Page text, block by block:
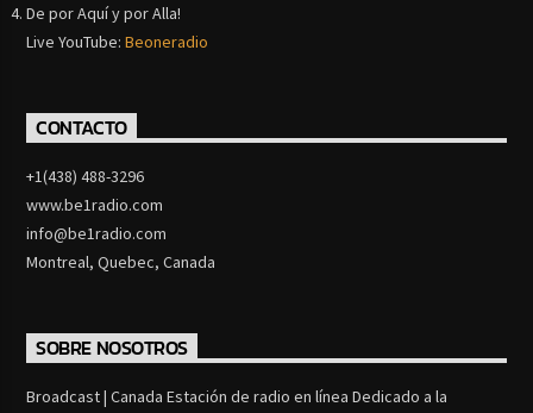
De por Aquí y por Alla!
Live YouTube:Beoneradio
CONTACTO
+1(438) 488-3296
www.be1radio.com
info@be1radio.com
Montreal, Quebec, Canada
SOBRE NOSOTROS
Broadcast | Canada Estación de radio en línea Dedicado a la